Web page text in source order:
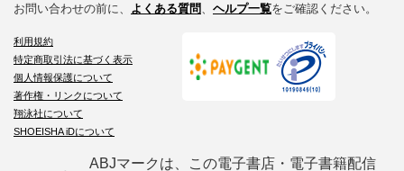
お問い合わせの前に、 よくある質問、 ヘルプ一覧をご確認ください。
利用規約
特定商取引法に基づく表示
個人情報保護について
著作権・リンクについて
翔泳社について
SHOEISHA iDについて
ABJマークは、この電子書店・電子書籍配信